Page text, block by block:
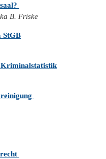
B. Friske
StGB
Kriminalstatistik